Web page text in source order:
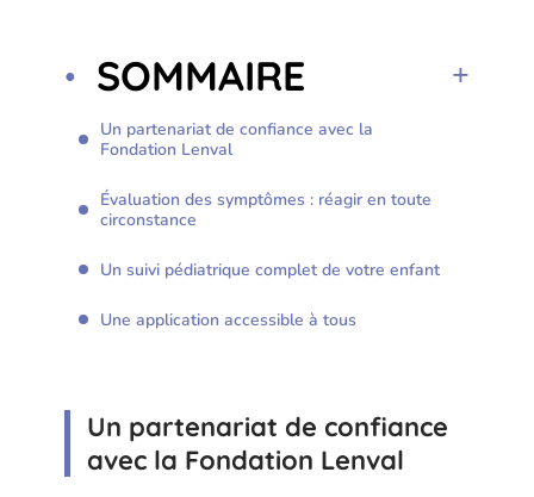
SOMMAIRE
Un partenariat de confiance avec la
Fondation Lenval
Évaluation des symptômes : réagir en toute
circonstance
Un suivi pédiatrique complet de votre enfant
Une application accessible à tous
Un partenariat de confiance
avec la Fondation Lenval